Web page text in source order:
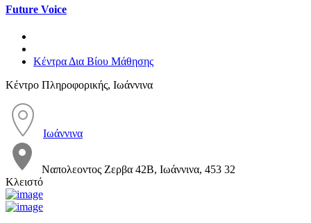
Future Voice
Κέντρα Δια Βίου Μάθησης
Κέντρο Πληροφορικής, Ιωάννινα
Ιωάννινα
Ναπολεοντος Zερβα 42Β, Ιωάννινα, 453 32
Κλειστό